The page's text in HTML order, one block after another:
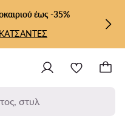
έως -35%
ΤΣΑΝΤΕΣ
στυλ